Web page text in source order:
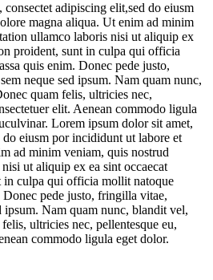
adipiscing elit,sed do eiusm
magna aliqua. Ut enim ad minim
ullamco laboris nisi ut aliquip ex
proident, sunt in culpa qui officia
quis enim. Donec pede justo,
neque sed ipsum. Nam quam nunc,
quam felis, ultricies nec,
elit. Aenean commodo ligula
Lorem ipsum dolor sit amet,
eiusm por incididunt ut labore et
ad minim veniam, quis nostrud
ut aliquip ex ea sint occaecat
in culpa qui officia mollit natoque
Donec pede justo, fringilla vitae,
ipsum. Nam quam nunc, blandit vel,
ultricies nec, pellentesque eu,
commodo ligula eget dolor.